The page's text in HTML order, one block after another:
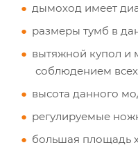
дымоход имеет
размеры тумб в
вытяжной купол и
соблюдением
высота данного
регулируемые
большая площадь